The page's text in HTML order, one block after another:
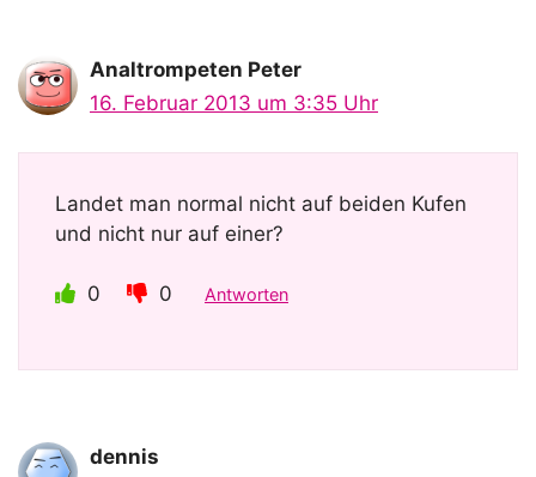
Analtrompeten Peter
16. Februar 2013 um 3:35 Uhr
Landet man normal nicht auf beiden Kufen
und nicht nur auf einer?
0 0 Antworten
dennis